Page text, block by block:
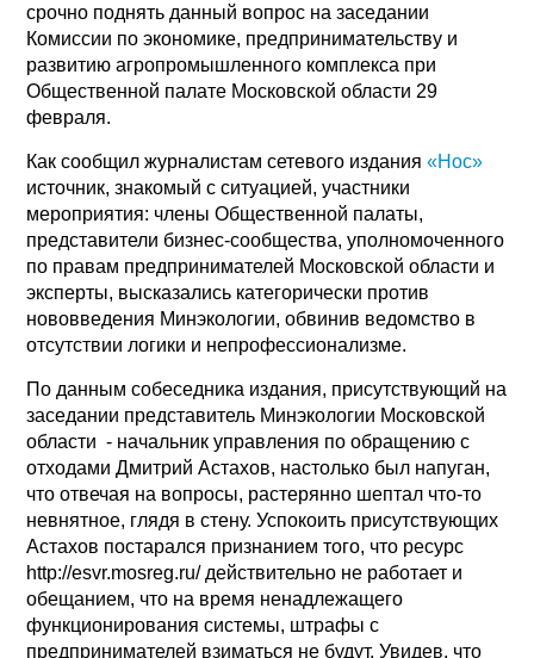
срочно поднять данный вопрос на заседании
Комиссии по экономике, предпринимательству и
развитию агропромышленного комплекса при
Общественной палате Московской области 29
февраля.
Как сообщил журналистам сетевого издания«Нос»
источник, знакомый с ситуацией, участники
мероприятия: члены Общественной палаты,
представители бизнес-сообщества, уполномоченного
по правам предпринимателей Московской области и
эксперты, высказались категорически против
нововведения Минэкологии, обвинив ведомство в
отсутствии логики и непрофессионализме.
По данным собеседника издания, присутствующий на
заседании представитель Минэкологии Московской
области - начальник управления по обращению с
отходами Дмитрий Астахов, настолько был напуган,
что отвечая на вопросы, растерянно шептал что-то
невнятное, глядя в стену. Успокоить присутствующих
Астахов постарался признанием того, что ресурс
http://esvr.mosreg.ru/ действительно не работает и
обещанием, что на время ненадлежащего
функционирования системы, штрафы с
предпринимателей взиматься не будут. Увидев, что